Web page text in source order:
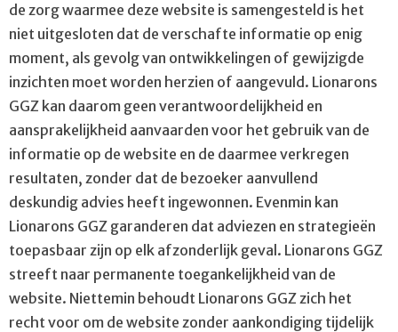
Privacy verklaring
Disclaimer
Digitale toegankelijkheid
Colofon
de zorg waarmee deze website is samengesteld is het
niet uitgesloten dat de verschafte informatie op enig
moment, als gevolg van ontwikkelingen of gewijzigde
inzichten moet worden herzien of aangevuld. Lionarons
GGZ kan daarom geen verantwoordelijkheid en
aansprakelijkheid aanvaarden voor het gebruik van de
informatie op de website en de daarmee verkregen
resultaten, zonder dat de bezoeker aanvullend
deskundig advies heeft ingewonnen. Evenmin kan
Lionarons GGZ garanderen dat adviezen en strategieën
toepasbaar zijn op elk afzonderlijk geval. Lionarons GGZ
streeft naar permanente toegankelijkheid van de
website. Niettemin behoudt Lionarons GGZ zich het
recht voor om de website zonder aankondiging tijdelijk